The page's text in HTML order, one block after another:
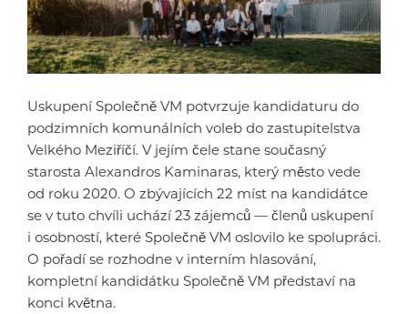
Uskupení Společně VM potvrzuje kandidaturu do
podzimních komunálních voleb do zastupitelstva
Velkého Meziříčí. V jejím čele stane současný
starosta Alexandros Kaminaras, který město vede
od roku 2020. O zbývajících 22 míst na kandidátce
se v tuto chvíli uchází 23 zájemců — členů uskupení
i osobností, které Společně VM oslovilo ke spolupráci.
O pořadí se rozhodne v interním hlasování,
kompletní kandidátku Společně VM představí na
konci května.